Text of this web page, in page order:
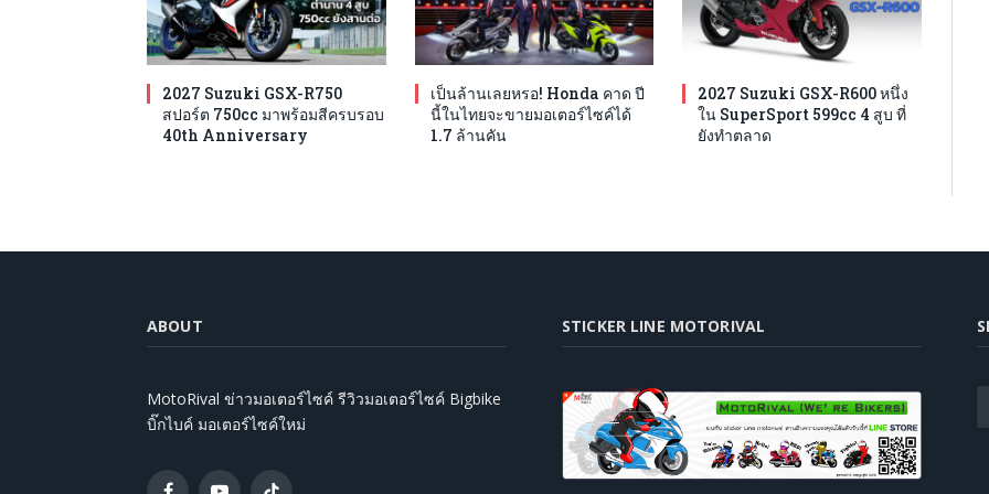
2027 Suzuki GSX-R750
สปอร์ต 750cc มาพร้อมสีครบรอบ
40th Anniversary
เป็นล้านเลยหรอ! Honda คาด ปี
นี้ในไทยจะขายมอเตอร์ไซค์ได้
1.7 ล้านคัน
2027 Suzuki GSX-R600 หนึ่ง
ใน SuperSport 599cc 4 สูบ ที่
ยังทำตลาด
ABOUT
MotoRival ข่าวมอเตอร์ไซค์ รีวิวมอเตอร์ไซค์ Bigbike
บิ๊กไบค์ มอเตอร์ไซค์ใหม่
STICKER LINE MOTORIVAL